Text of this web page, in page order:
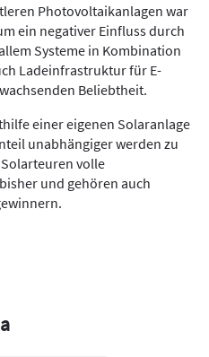
Photovoltaikanlagen war
ein negativer Einfluss durch
Systeme in Kombination
Ladeinfrastruktur für E-
Beliebtheit.
einer eigenen Solaranlage
unabhängiger werden zu
volle
und gehören auch